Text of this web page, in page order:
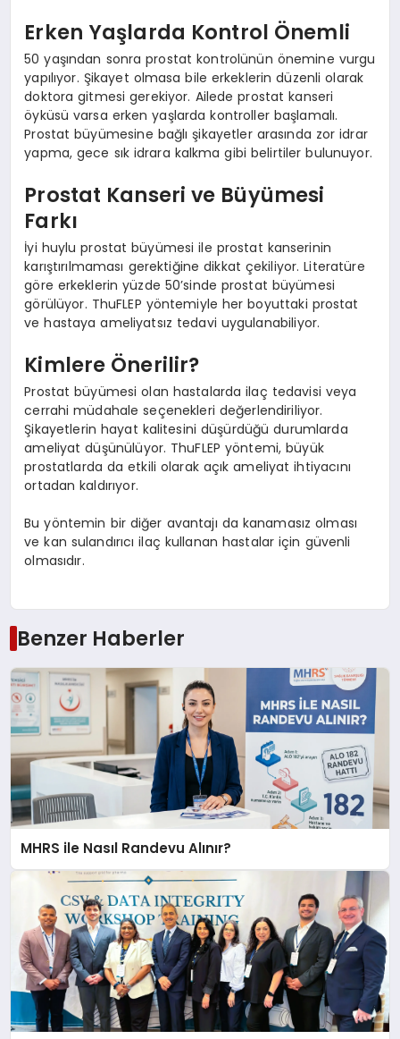
Erken Yaşlarda Kontrol Önemli
50 yaşından sonra prostat kontrolünün önemine vurgu
yapılıyor. Şikayet olmasa bile erkeklerin düzenli olarak
doktora gitmesi gerekiyor. Ailede prostat kanseri
öyküsü varsa erken yaşlarda kontroller başlamalı.
Prostat büyümesine bağlı şikayetler arasında zor idrar
yapma, gece sık idrara kalkma gibi belirtiler bulunuyor.
Prostat Kanseri ve Büyümesi
Farkı
İyi huylu prostat büyümesi ile prostat kanserinin
karıştırılmaması gerektiğine dikkat çekiliyor. Literatüre
göre erkeklerin yüzde 50’sinde prostat büyümesi
görülüyor. ThuFLEP yöntemiyle her boyuttaki prostat
ve hastaya ameliyatsız tedavi uygulanabiliyor.
Kimlere Önerilir?
Prostat büyümesi olan hastalarda ilaç tedavisi veya
cerrahi müdahale seçenekleri değerlendiriliyor.
Şikayetlerin hayat kalitesini düşürdüğü durumlarda
ameliyat düşünülüyor. ThuFLEP yöntemi, büyük
prostatlarda da etkili olarak açık ameliyat ihtiyacını
ortadan kaldırıyor.
Bu yöntemin bir diğer avantajı da kanamasız olması
ve kan sulandırıcı ilaç kullanan hastalar için güvenli
olmasıdır.
Benzer Haberler
MHRS ile Nasıl Randevu Alınır?